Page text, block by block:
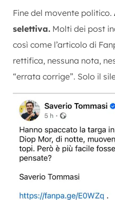
Fine del movente politico.
selettiva. Molti dei post
così come l’articolo di
rettifica, nessuna nota,
“errata corrige”. Solo il